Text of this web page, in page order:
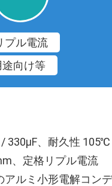
プル電流
向け等
/ 330µF、耐久性 105℃
、定格リプル電流
アルミ小形電解コンデ